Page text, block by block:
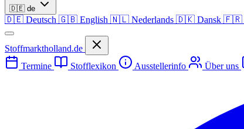
🇩🇪 de
🇩🇪 Deutsch 🇬🇧 English 🇳🇱 Nederlands 🇩🇰 Dansk 🇫🇷
Stoffmarktholland.de
Termine
Stofflexikon Ausstellerinfo Über uns